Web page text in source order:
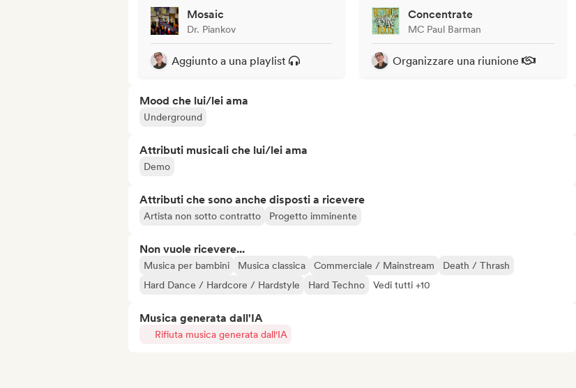
Mosaic
Dr. Piankov
Aggiunto a una playlist
Concentrate
MC Paul Barman
Organizzare una riunione
Mood che lui/lei ama
Underground
Attributi musicali che lui/lei ama
Demo
Attributi che sono anche disposti a ricevere
Artista non sotto contratto Progetto imminente
Non vuole ricevere...
Musica per bambini Musica classica Commerciale / Mainstream
Death / Thrash
Hard Dance / Hardcore / Hardstyle
Hard Techno Vedi tutti +10
Musica generata dall'IA
Rifiuta musica generata dall'IA